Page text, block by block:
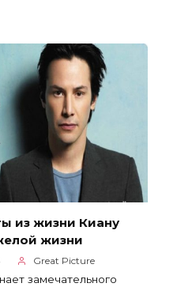
из жизни Киану
жизни
Great Picture
замечательного